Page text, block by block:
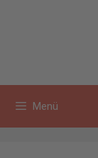
Menü